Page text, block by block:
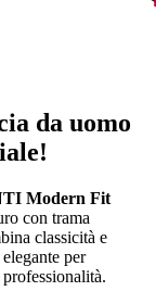
da uomo
Modern Fit
con trama
classicità e
per